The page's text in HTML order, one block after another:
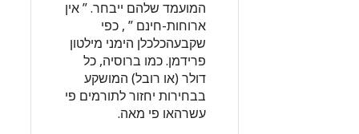
המועמד שלהם ייבחר. ” אין
ארוחות-חינם ” , כפי
שקבעהכלכלן הימני מילטון
פרידמן. כמו ברוסיה, כל
דולר (או רובל) המושקע
בבחירות יחזור לתורמים פי
עשרהאו פי מאה.